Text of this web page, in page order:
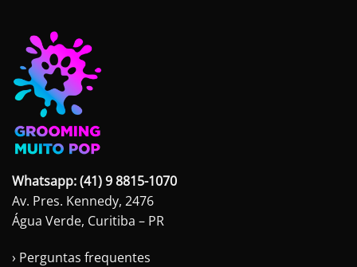
Whatsapp: (41) 9 8815-1070
Av. Pres. Kennedy, 2476
Água Verde, Curitiba – PR
› Perguntas frequentes